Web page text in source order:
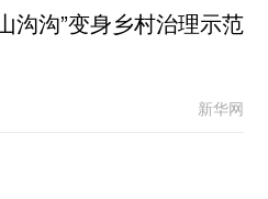
沟沟”变身乡村治理示范
新华网